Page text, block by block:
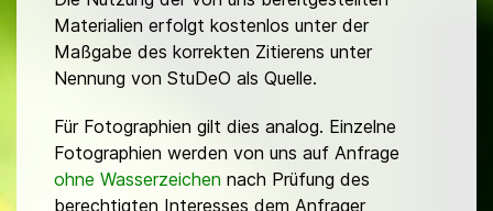
Materialien erfolgt kostenlos unter der
Maßgabe des korrekten Zitierens unter
Nennung von StuDeO als Quelle.
Für Fotographien gilt dies analog. Einzelne
Fotographien werden von uns auf Anfrage
ohne Wasserzeichen nach Prüfung des
berechtigten Interesses dem Anfrager